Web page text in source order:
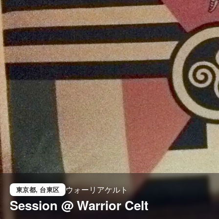
東京都, 台東区 ウォーリアケルト
Session @ Warrior Celt